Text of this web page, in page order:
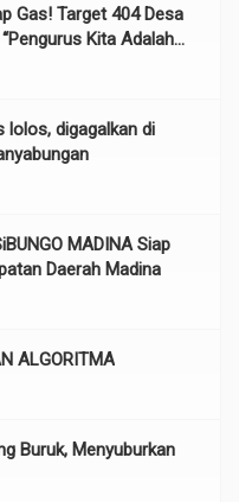
Gas! Target 404 Desa
Kita Adalah
lolos, digagalkan di
MADINA Siap
Daerah Madina
ALGORITMA
Buruk, Menyuburkan